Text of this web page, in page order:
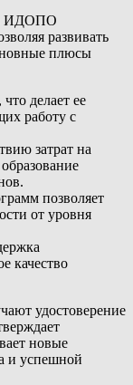
в ИДОПО
развивать
плюсы
делает ее
работу с
затрат на
позволяет
от уровня
качество
удостоверение
новые
и успешной